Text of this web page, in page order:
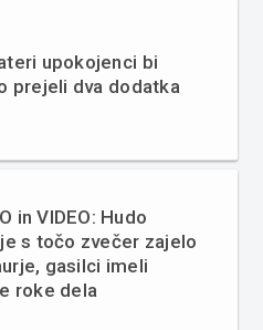
upokojenci bi
prejeli dva dodatka
in VIDEO: Hudo
s točo zvečer zajelo
gasilci imeli
roke dela